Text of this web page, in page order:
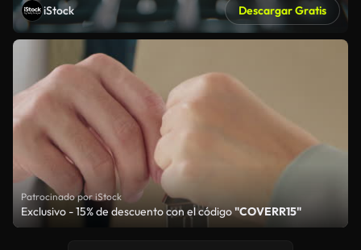
iStock Descargar Gratis
Patrocinado por iStock
Exclusivo - 15% de descuento con el código"COVERR15"